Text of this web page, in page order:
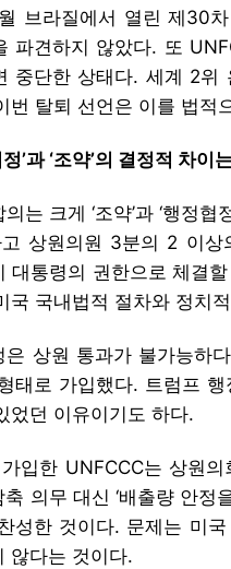
브라질에서 열린 제30
파견하지 않았다. 또
중단한 상태다. 세계 2위
번 탈퇴 선언은 이를 법적
’과 ‘조약’의 결정적 차이
는 크게 ‘조약’과 ‘행정
상원의원 3분의 2 이
대통령의 권한으로 체결
국 국내법적 절차와 정치
은 상원 통과가 불가능하
형태로 가입했다. 트럼프
었던 이유이기도 하다.
입한 UNFCCC는 상원의
의무 대신 ‘배출량 안정
성한 것이다. 문제는 미
않다는 것이다.